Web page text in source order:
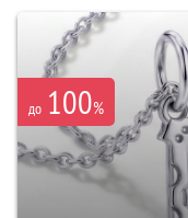
до 100%